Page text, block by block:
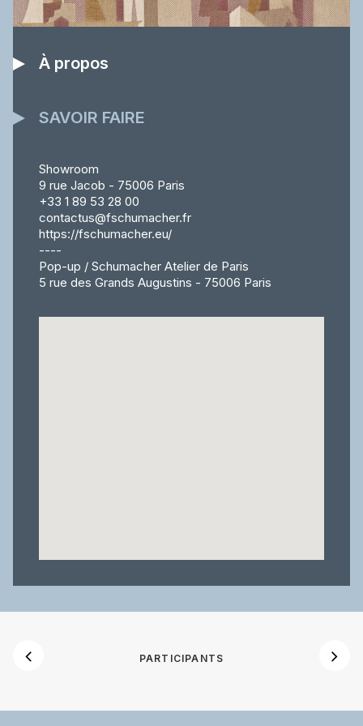
À propos
SAVOIR FAIRE
Showroom
9 rue Jacob - 75006 Paris
+33 1 89 53 28 00
contactus@fschumacher.fr
https://fschumacher.eu/
----
Pop-up / Schumacher Atelier de Paris
5 rue des Grands Augustins - 75006 Paris
PARTICIPANTS